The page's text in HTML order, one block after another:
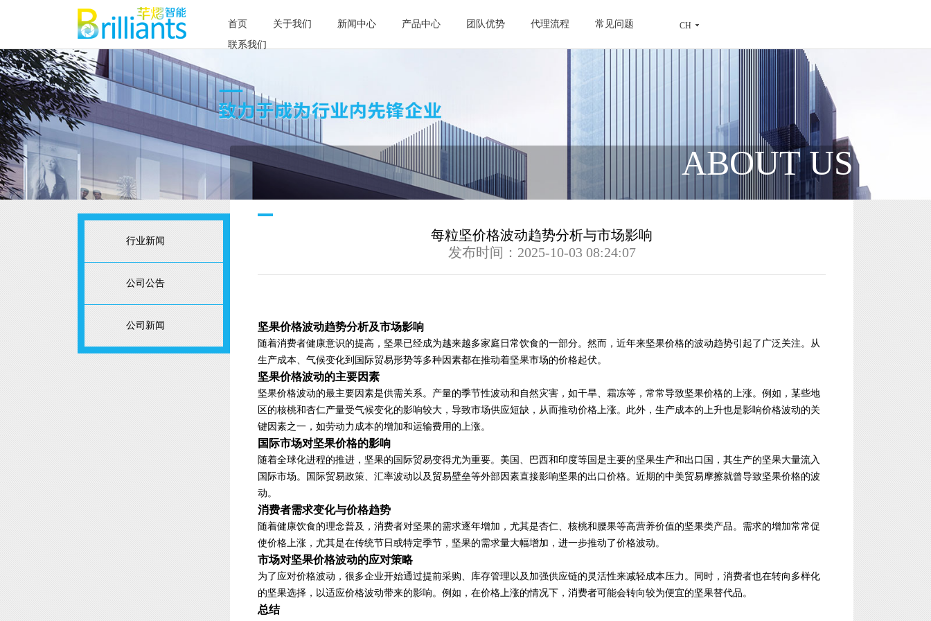
首页 关于我们 新闻中心 产品中心 团队优势 代理流程
常见问题
联系我们
CH
行业新闻
公司公告
公司新闻
ABOUT US
每粒坚价格波动趋势分析与市场影响
发布时间：2025-10-03 08:24:07
坚果价格波动趋势分析及市场影响
随着消费者健康意识的提高，坚果已经成为越来越多家庭日常饮食的一部分。然而，近年来坚果价格的波动趋势引起了广泛关注。从
生产成本、气候变化到国际贸易形势等多种因素都在推动着坚果市场的价格起伏。
坚果价格波动的主要因素
坚果价格波动的最主要因素是供需关系。产量的季节性波动和自然灾害，如干旱、霜冻等，常常导致坚果价格的上涨。例如，某些地
区的核桃和杏仁产量受气候变化的影响较大，导致市场供应短缺，从而推动价格上涨。此外，生产成本的上升也是影响价格波动的关
键因素之一，如劳动力成本的增加和运输费用的上涨。
国际市场对坚果价格的影响
随着全球化进程的推进，坚果的国际贸易变得尤为重要。美国、巴西和印度等国是主要的坚果生产和出口国，其生产的坚果大量流入
国际市场。国际贸易政策、汇率波动以及贸易壁垒等外部因素直接影响坚果的出口价格。近期的中美贸易摩擦就曾导致坚果价格的波
动。
消费者需求变化与价格趋势
随着健康饮食的理念普及，消费者对坚果的需求逐年增加，尤其是杏仁、核桃和腰果等高营养价值的坚果类产品。需求的增加常常促
使价格上涨，尤其是在传统节日或特定季节，坚果的需求量大幅增加，进一步推动了价格波动。
市场对坚果价格波动的应对策略
为了应对价格波动，很多企业开始通过提前采购、库存管理以及加强供应链的灵活性来减轻成本压力。同时，消费者也在转向多样化
的坚果选择，以适应价格波动带来的影响。例如，在价格上涨的情况下，消费者可能会转向较为便宜的坚果替代品。
总结